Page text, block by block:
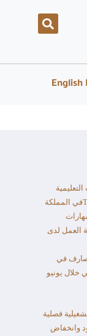
English
تطلق تطبيق TOEIC® Palفي المملكة
العمل لدى
في
خلال يونيو
فصلية
وانخفاض